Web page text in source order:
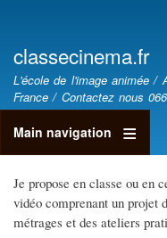
account
menu
classecinéma.fr
classecinema.fr
L'école de l'image animée /
France / Contactez nous
Main navigation
Je propose en classe ou en
vidéo comprenant un projet
métrages et des ateliers